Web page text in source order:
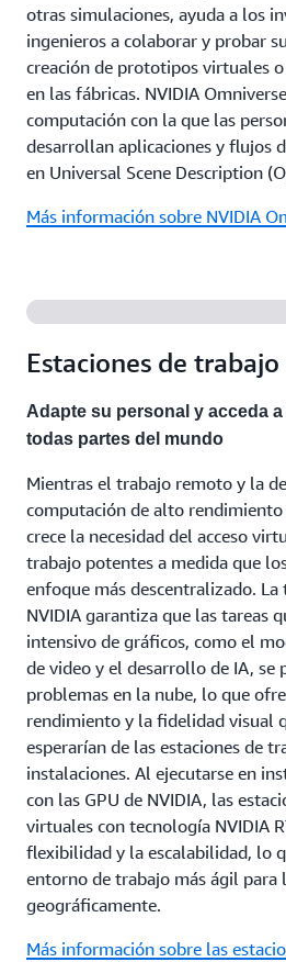
otras simulaciones, ayuda a los
ingenieros a colaborar y probar
creación de prototipos virtuales
en las fábricas. NVIDIA
computación con la que las
desarrollan aplicaciones y flujos
en Universal Scene Description
Más información sobre NVIDIA
Estaciones de
Adapte su personal y acceda
todas partes del mundo
Mientras el trabajo remoto y la
computación de alto
crece la necesidad del acceso
trabajo potentes a medida que
enfoque más descentralizado. La
NVIDIA garantiza que las tareas
intensivo de gráficos, como el
de video y el desarrollo de IA, se
problemas en la nube, lo que
rendimiento y la fidelidad visual
esperarían de las estaciones de
instalaciones. Al ejecutarse en
con las GPU de NVIDIA, las
virtuales con tecnología NVIDIA
flexibilidad y la escalabilidad, lo
entorno de trabajo más ágil para
geográficamente.
Más información sobre las